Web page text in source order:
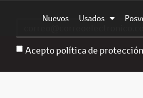
Nuevos Usados
Acepto política de